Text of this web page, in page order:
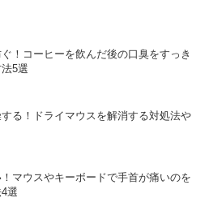
！コーヒーを飲んだ後の口臭をすっき
5選
る！ドライマウスを解消する対処法や
マウスやキーボードで手首が痛いのを
選